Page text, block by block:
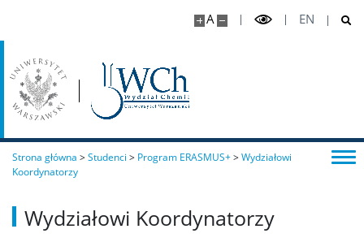
A EN
Studia I stopnia (licencjackie)
Chemia I stopnia
Strona główna >Studenci > Program ERASMUS+>Wydziałowi
Koordynatorzy
Wydziałowi Koordynatorzy